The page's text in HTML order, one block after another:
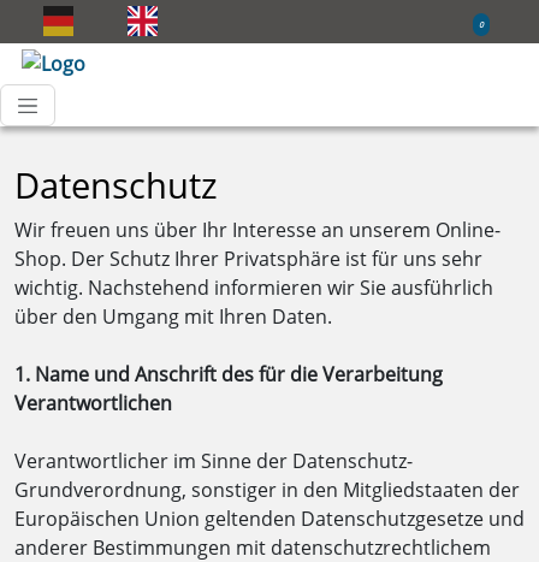
0
Datenschutz
Wir freuen uns über Ihr Interesse an unserem Online-
Shop. Der Schutz Ihrer Privatsphäre ist für uns sehr
wichtig. Nachstehend informieren wir Sie ausführlich
über den Umgang mit Ihren Daten.
1. Name und Anschrift des für die Verarbeitung
Verantwortlichen
Verantwortlicher im Sinne der Datenschutz-
Grundverordnung, sonstiger in den Mitgliedstaaten der
Europäischen Union geltenden Datenschutzgesetze und
anderer Bestimmungen mit datenschutzrechtlichem